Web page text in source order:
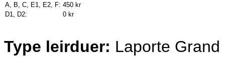
A, B, C, E1, E2, F: 450 kr
D1, D2:
0 kr
Type leirduer: Laporte Grand